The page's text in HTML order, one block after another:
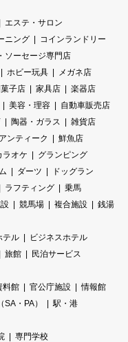
エステ・サロン
ニング
コインランドリー
ソーセージ専門店
ホビー玩具
メガネ店
子店 家具店
楽器店
美容・理容
自動車販売店
陶器・ガラス
雑貨店
ンティーク
鮮魚店
ラオケ
グランピング
ダーツ
ドッグラン
ラフティング
乗馬
競馬場 複合施設
銭湯
テル
ビジネスホテル
旅館
民泊サービス
料館 官公庁施設
情報館
・PA）
駅・港
専門学校